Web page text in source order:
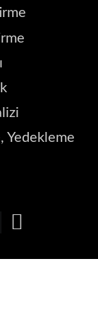
Yedekleme